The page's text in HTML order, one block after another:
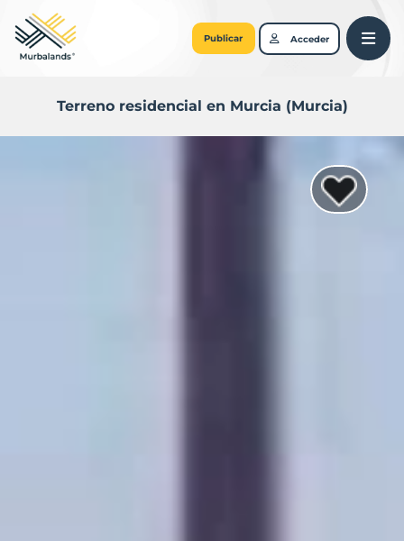
Publicar Acceder
Terreno residencial en Murcia (Murcia)